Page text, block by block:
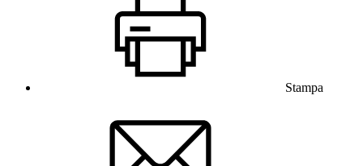
Stampa